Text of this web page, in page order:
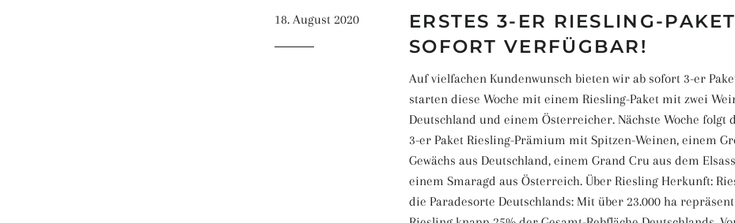
18. August 2020
ERSTES 3-ER RIESLING-
SOFORT VERFÜGBAR!
Auf vielfachen Kundenwunsch bieten wir ab sofort 3-er
starten diese Woche mit einem Riesling-Paket mit zwei
Deutschland und einem Österreicher. Nächste Woche folgt
3-er Paket Riesling-Prämium mit Spitzen-Weinen, einem
Gewächs aus Deutschland, einem Grand Cru aus dem
einem Smaragd aus Österreich. Über Riesling Herkunft:
die Paradesorte Deutschlands: Mit über 23.000 ha